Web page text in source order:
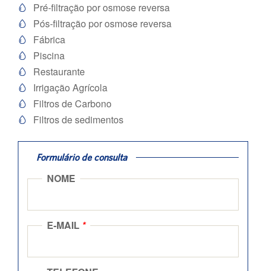
 Pré-filtração por osmose reversa
 Pós-filtração por osmose reversa
 Fábrica
 Piscina
 Restaurante
 Irrigação Agrícola
 Filtros de Carbono
 Filtros de sedimentos
Formulário de consulta
NOME
E-MAIL *